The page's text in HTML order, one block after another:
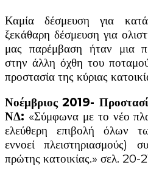
Καμία δέσμευση για
ξεκάθαρη δέσμευση για
μας παρέμβαση ήταν μια
στην άλλη όχθη του
προστασία της κύριας
Νοέμβριος 2019-
ΝΔ: «Σύμφωνα με το νέο
ελεύθερη επιβολή όλων
εννοεί πλειστηριασμούς)
πρώτης κατοικίας.» σελ. 20-